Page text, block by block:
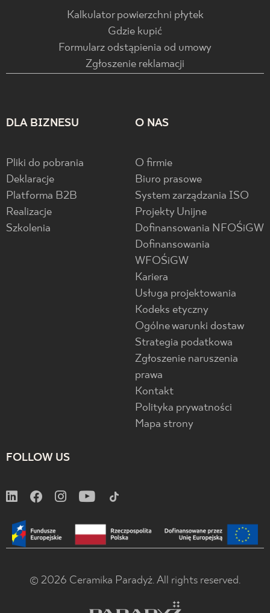
Kalkulator powierzchni płytek
Gdzie kupić
Formularz odstąpienia od umowy
Zgłoszenie reklamacji
DLA BIZNESU
Pliki do pobrania
Deklaracje
Platforma B2B
Realizacje
Szkolenia
O NAS
O firmie
Biuro prasowe
System zarządzania ISO
Projekty Unijne
Dofinansowania NFOŚiGW
Dofinansowania
WFOŚiGW
Kariera
Usługa projektowania
Kodeks etyczny
Ogólne warunki dostaw
Strategia podatkowa
Zgłoszenie naruszenia
prawa
Kontakt
Polityka prywatności
Mapa strony
FOLLOW US
© 2026 Ceramika Paradyż. All rights reserved.